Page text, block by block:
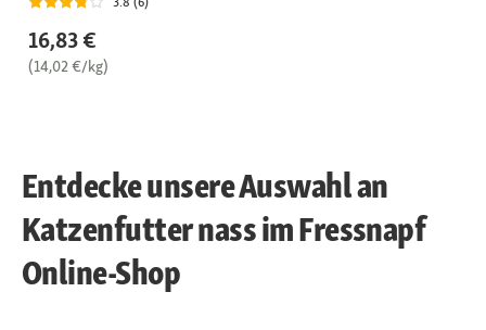
16,83 €
(14,02 €/kg)
Entdecke unsere Auswahl an
Katzenfutter nass im Fressnapf
Online-Shop